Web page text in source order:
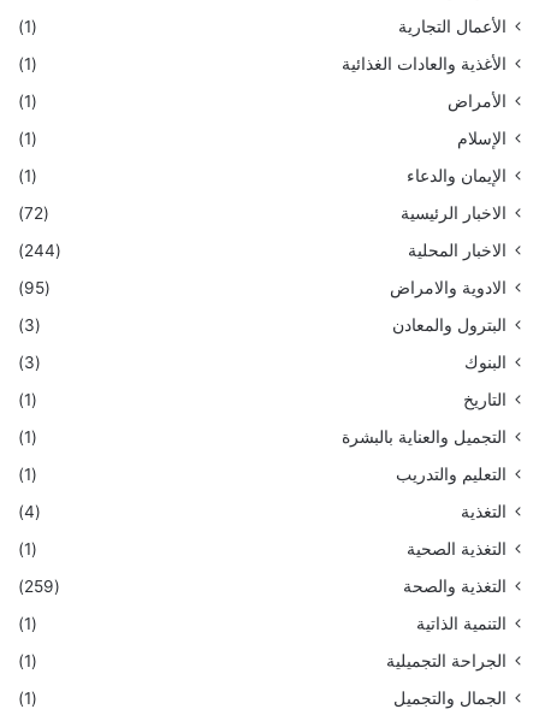
الأعمال التجارية
(1)
الأغذية والعادات الغذائية
(1)
الأمراض
(1)
الإسلام
(1)
الإيمان والدعاء
(1)
الاخبار الرئيسية
(72)
الاخبار المحلية
(244)
الادوية والامراض
(95)
البترول والمعادن
(3)
البنوك
(3)
التاريخ
(1)
التجميل والعناية بالبشرة
(1)
التعليم والتدريب
(1)
التغذية
(4)
التغذية الصحية
(1)
التغذية والصحة
(259)
التنمية الذاتية
(1)
الجراحة التجميلية
(1)
الجمال والتجميل
(1)